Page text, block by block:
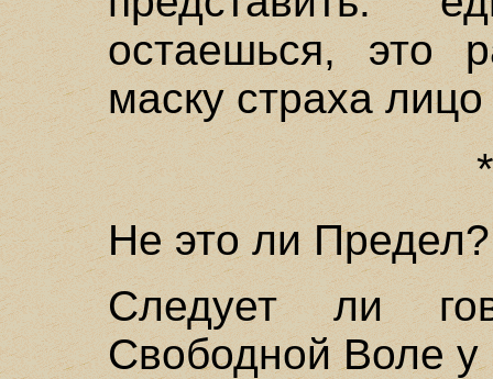
остаешься, это
маску страха
Не это ли Предел?
Следует ли
Свободной Воле